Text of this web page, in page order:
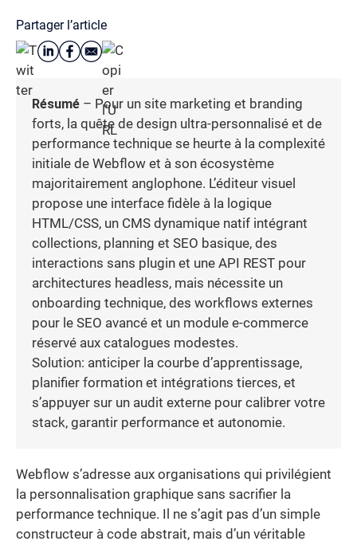
Partager l’article
Résumé – Pour un site marketing et branding
forts, la quête de design ultra-personnalisé et de
performance technique se heurte à la complexité
initiale de Webflow et à son écosystème
majoritairement anglophone. L’éditeur visuel
propose une interface fidèle à la logique
HTML/CSS, un CMS dynamique natif intégrant
collections, planning et SEO basique, des
interactions sans plugin et une API REST pour
architectures headless, mais nécessite un
onboarding technique, des workflows externes
pour le SEO avancé et un module e-commerce
réservé aux catalogues modestes.
Solution: anticiper la courbe d’apprentissage,
planifier formation et intégrations tierces, et
s’appuyer sur un audit externe pour calibrer votre
stack, garantir performance et autonomie.
Webflow s’adresse aux organisations qui privilégient
la personnalisation graphique sans sacrifier la
performance technique. Il ne s’agit pas d’un simple
constructeur à code abstrait, mais d’un véritable